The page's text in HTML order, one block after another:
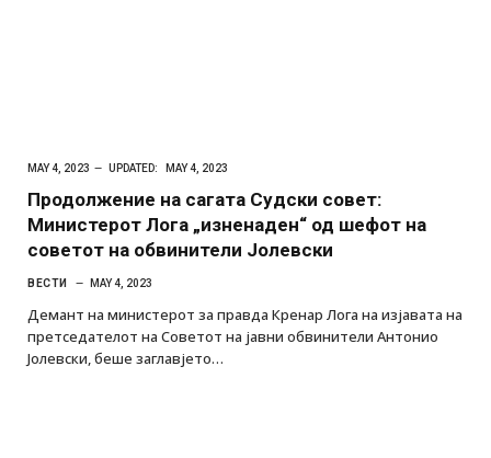
MAY 4, 2023 UPDATED: MAY 4, 2023
Продолжение на сагата Судски совет:
Министерот Лога „изненаден“ од шефот на
советот на обвинители Јолевски
ВЕСТИ MAY 4, 2023
Демант на министерот за правда Кренар Лога на изјавата на
претседателот на Советот на јавни обвинители Антонио
Јолевски, беше заглавјето…